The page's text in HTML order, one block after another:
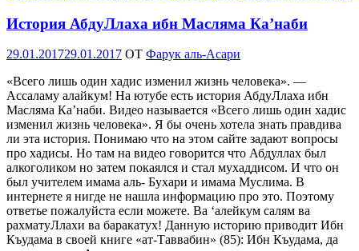
История АбдуЛлаха ибн Масляма Ка’наби
Опубликовано
29.01.201729.01.2017 OT Фарук аль-Асари
«Всего лишь один хадис изменил жизнь человека». —
Ассаламу алайкум! На ютубе есть история АбдуЛлаха ибн
Масляма Ка’наби. Видео называется «Всего лишь один хадис
изменил жизнь человека». Я бы очень хотела знать правдива
ли эта история. Понимаю что на этом сайте задают вопросы
про хадисы. Но там на видео говорится что Абдуллах был
алкоголиком но затем покаялся и стал мухаддисом. И что он
был учителем имама аль- Бухари и имама Муслима. В
интернете я нигде не нашла информацию про это. Поэтому
ответье пожалуйста если можете. Ва ‘алейкум салям ва
рахматуЛлахи ва баракатух! Данную историю приводит Ибн
Къудама в своей книге «ат-Таввабин» (85): Ибн Къудама, да